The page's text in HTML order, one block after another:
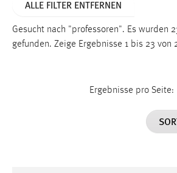
ALLE FILTER ENTFERNEN
Gesucht nach "professoren". Es wurden
gefunden. Zeige Ergebnisse 1 bis 23 von
Ergebnisse pro Seite:
Funktionen und sind für die
Einverständnis
cookie_consent
Dieser Cookie speichert die